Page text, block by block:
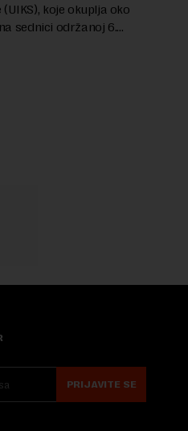
koje okuplja oko
sednici održanoj 6.
PRIJAVITE SE